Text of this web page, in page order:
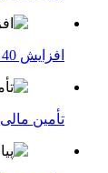
افزایش 40 درصدی تسهیلات بانک توسعه صادرات ایران برای بخش های تولید، صادرات و دانش بنیان ها
تأمین مالی ۳۹۶ هزار واحد نهضت ملی توسط بانک مسکن